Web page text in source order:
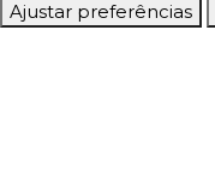
Ajustar preferências